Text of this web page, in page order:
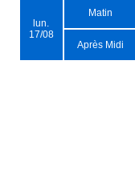
lun.
17/08
Matin
Après Midi